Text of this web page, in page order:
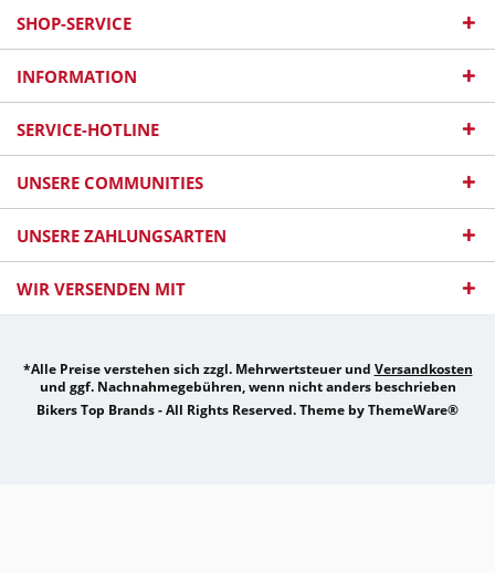
SHOP-SERVICE
INFORMATION
SERVICE-HOTLINE
UNSERE COMMUNITIES
UNSERE ZAHLUNGSARTEN
WIR VERSENDEN MIT
*Alle Preise verstehen sich zzgl. Mehrwertsteuer und Versandkosten
und ggf. Nachnahmegebühren, wenn nicht anders beschrieben
Bikers Top Brands - All Rights Reserved. Theme byThemeWare®